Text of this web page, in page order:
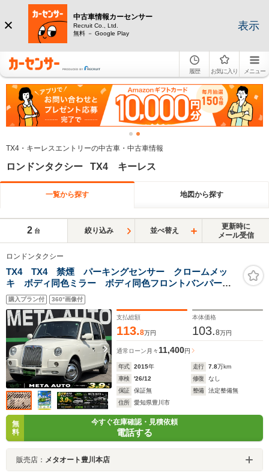
中古車情報カーセンサー
Recruit Co., Ltd.
無料 － Google Play
表示
履歴 お気に入り メニュー
TX4・キーレスエントリーの中古車・中古車情報
ロンドンタクシー TX4 キーレス
一覧から探す 地図から探す
2 台 絞り込み 並べ替え
更新時に
メール受信
ロンドンタクシー
TX4 TX4 禁煙 パーキングセンサー クロームメッ
キ ボディ同色ミラー ボディ同色フロントバンパー
KENWOOD1DINオーディオ パワーウィンドウ マニュ
アルエアコン ETC リモコンミラースイッチ フロン
トフォグ
購入プラン付 360°画像付
支払総額
113.8万円
本体価格
103.8万円
通常ローン 月々11,400円
年式 2015年 走行 7.8万km
車検
'26/12 修復
なし
保証
保証無 整備
法定整備無
住所
愛知県豊川市
無
料
今すぐ在庫確認・見積依頼
電話する
販売店： メタオート豊川本店